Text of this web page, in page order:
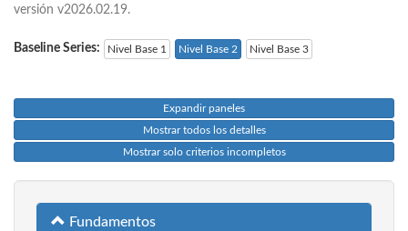
versión v2026.02.19.
Baseline Series: Nivel Base 1 Nivel Base 2 Nivel Base 3
Expandir paneles
Mostrar todos los detalles
Mostrar solo criterios incompletos
Fundamentos